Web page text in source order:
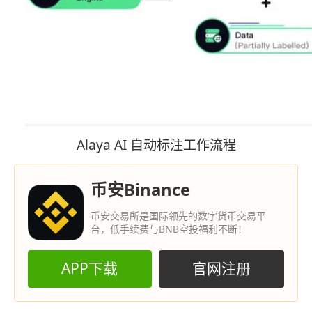
Alaya AI 自动标注工作流程
币安Binance
币安交易所是国际领先的数字货币交易平
台，低手续费与BNB空投福利不断！
APP下载 官网注册